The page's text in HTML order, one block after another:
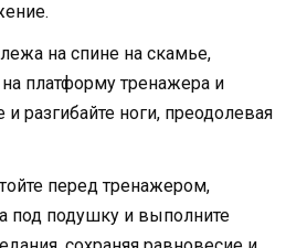
на спине на скамье,
платформу тренажера и
и разгибайте ноги, преодолевая
перед тренажером,
под подушку и выполните